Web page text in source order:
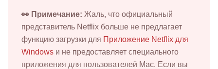
👀 Примечание: Жаль, что официальный
представитель Netflix больше не предлагает
функцию загрузки для Приложение Netflix для
Windows и не предоставляет специального
приложения для пользователей Mac. Если вы